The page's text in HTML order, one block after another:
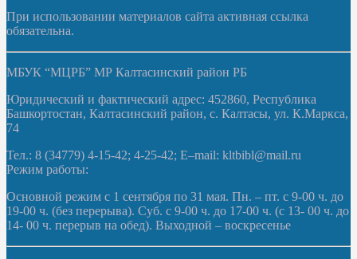
При использовании материалов сайта активная ссылка
обязательна.
МБУК “МЦРБ” МР Калтасинский район РБ
Юридический и фактический адрес: 452860, Республика
Башкортостан, Калтасинский район, с. Калтасы, ул. К.Маркса,
74
Тел.: 8 (34779) 4-15-42; 4-25-42; E–mail: kltbibl@mail.ru
Режим работы:
Основной режим с 1 сентября по 31 мая. Пн. – пт. с 9-00 ч. до
19-00 ч. (без перерыва). Суб. с 9-00 ч. до 17-00 ч. (с 13- 00 ч. до
14- 00 ч. перерыв на обед). Выходной – воскресенье